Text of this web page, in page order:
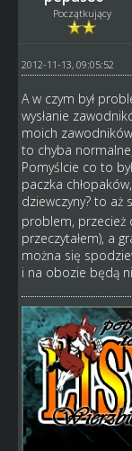
Początkujący
2012-11-13, 09:05:52
A w czym był
wysłanie
moich
to chyba
Pomyślcie co to
paczka
dziewczyny? to aż
problem, przecież
przeczytałem), a
można się
i na obozie będą